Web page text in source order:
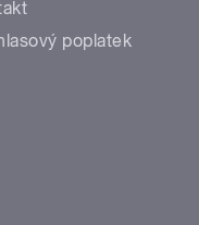
poplatek